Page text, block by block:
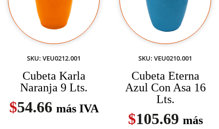
SKU: VEU0212.001
Cubeta Karla
Naranja 9 Lts.
$54.66 más IVA
SKU: VEU0210.001
Cubeta Eterna
Azul Con Asa 16
Lts.
$105.69 más